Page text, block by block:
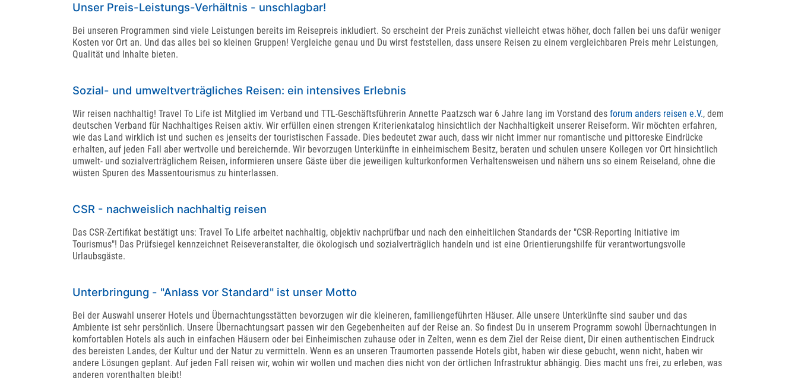
Unser Preis-Leistungs-Verhältnis - unschlagbar!
Bei unseren Programmen sind viele Leistungen bereits im Reisepreis inkludiert. So erscheint der Preis zunächst vielleicht etwas höher, doch fallen bei uns dafür weniger
Kosten vor Ort an. Und das alles bei so kleinen Gruppen! Vergleiche genau und Du wirst feststellen, dass unsere Reisen zu einem vergleichbaren Preis mehr Leistungen,
Qualität und Inhalte bieten.
Sozial- und umweltverträgliches Reisen: ein intensives Erlebnis
Wir reisen nachhaltig! Travel To Life ist Mitglied im Verband und TTL-Geschäftsführerin Annette Paatzsch war 6 Jahre lang im Vorstand des forum anders reisen e.V., dem
deutschen Verband für Nachhaltiges Reisen aktiv. Wir erfüllen einen strengen Kriterienkatalog hinsichtlich der Nachhaltigkeit unserer Reiseform. Wir möchten erfahren,
wie das Land wirklich ist und suchen es jenseits der touristischen Fassade. Dies bedeutet zwar auch, dass wir nicht immer nur romantische und pittoreske Eindrücke
erhalten, auf jeden Fall aber wertvolle und bereichernde. Wir bevorzugen Unterkünfte in einheimischem Besitz, beraten und schulen unsere Kollegen vor Ort hinsichtlich
umwelt- und sozialverträglichem Reisen, informieren unsere Gäste über die jeweiligen kulturkonformen Verhaltensweisen und nähern uns so einem Reiseland, ohne die
wüsten Spuren des Massentourismus zu hinterlassen.
CSR - nachweislich nachhaltig reisen
Das CSR-Zertifikat bestätigt uns: Travel To Life arbeitet nachhaltig, objektiv nachprüfbar und nach den einheitlichen Standards der "CSR-Reporting Initiative im
Tourismus"! Das Prüfsiegel kennzeichnet Reiseveranstalter, die ökologisch und sozialverträglich handeln und ist eine Orientierungshilfe für verantwortungsvolle
Urlaubsgäste.
Unterbringung - "Anlass vor Standard" ist unser Motto
Bei der Auswahl unserer Hotels und Übernachtungsstätten bevorzugen wir die kleineren, familiengeführten Häuser. Alle unsere Unterkünfte sind sauber und das
Ambiente ist sehr persönlich. Unsere Übernachtungsart passen wir den Gegebenheiten auf der Reise an. So findest Du in unserem Programm sowohl Übernachtungen in
komfortablen Hotels als auch in einfachen Häusern oder bei Einheimischen zuhause oder in Zelten, wenn es dem Ziel der Reise dient, Dir einen authentischen Eindruck
des bereisten Landes, der Kultur und der Natur zu vermitteln. Wenn es an unseren Traumorten passende Hotels gibt, haben wir diese gebucht, wenn nicht, haben wir
andere Lösungen geplant. Auf jeden Fall reisen wir, wohin wir wollen und machen dies nicht von der örtlichen Infrastruktur abhängig. Dies macht uns frei, zu erleben, was
anderen vorenthalten bleibt!